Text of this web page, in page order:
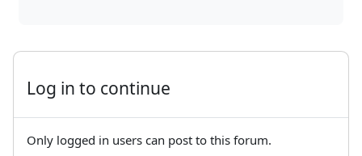
Log in to continue
Only logged in users can post to this forum.